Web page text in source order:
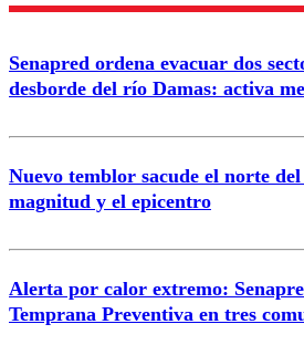
Senapred ordena evacuar dos
desborde del río Damas: activa
Nuevo temblor sacude el norte
magnitud y el epicentro
Alerta por calor extremo:
Temprana Preventiva en tres